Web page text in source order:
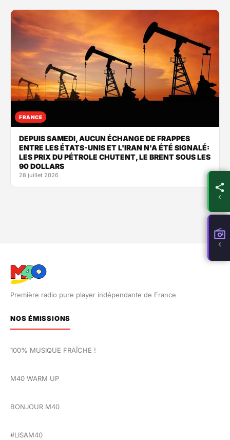
FRANCE
DEPUIS SAMEDI, AUCUN ÉCHANGE DE FRAPPES
ENTRE LES ÉTATS-UNIS ET L'IRAN N'A ÉTÉ SIGNALÉ:
LES PRIX DU PÉTROLE CHUTENT, LE BRENT SOUS LES
90 DOLLARS
28 juillet 2026
Première radio pure player indépendante de France
NOS ÉMISSIONS
100% MUSIQUE FRAÎCHE !
M40 WARM UP
BONJOUR M40
#LISAM40